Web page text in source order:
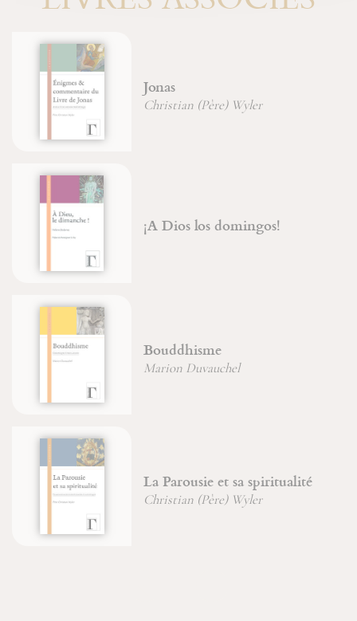
Jonas
Christian (Père) Wyler
¡A Dios los domingos!
Bouddhisme
Marion Duvauchel
La Parousie et sa spiritualité
Christian (Père) Wyler